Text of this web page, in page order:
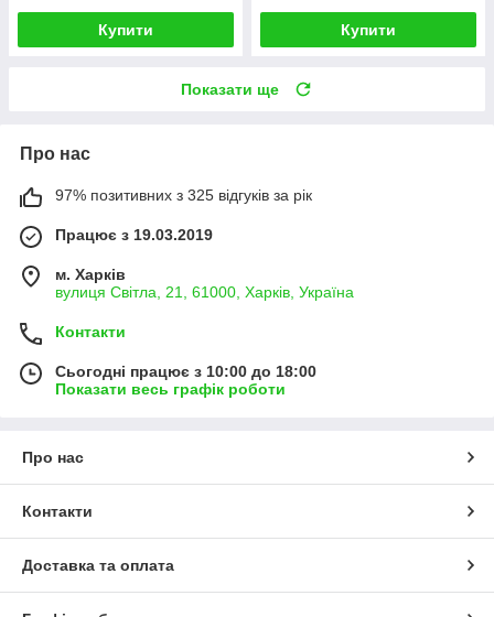
Купити Купити
Показати ще
Про нас
97% позитивних з 325 відгуків за рік
Працює з 19.03.2019
м. Харків
вулиця Світла, 21, 61000, Харків, Україна
Контакти
Сьогодні працює з 10:00 до 18:00
Показати весь графік роботи
Про нас
Контакти
Доставка та оплата